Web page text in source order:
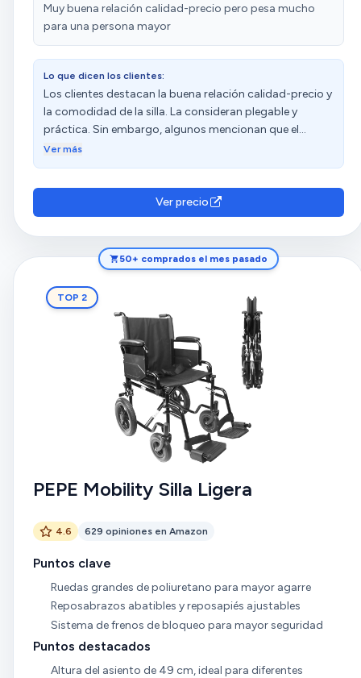
Muy buena relación calidad-precio pero pesa mucho
para una persona mayor
Lo que dicen los clientes:
Los clientes destacan la buena relación calidad-precio y
la comodidad de la silla. La consideran plegable y
práctica. Sin embargo, algunos mencionan que el
reposapies es frágil y se rompe con facilidad. Las
Ver más
Ver precio
50+ comprados el mes pasado
TOP 2
PEPE Mobility Silla Ligera
4.6 629 opiniones en Amazon
Puntos clave
Ruedas grandes de poliuretano para mayor agarre
Reposabrazos abatibles y reposapiés ajustables
Sistema de frenos de bloqueo para mayor seguridad
Puntos destacados
Altura del asiento de 49 cm, ideal para diferentes